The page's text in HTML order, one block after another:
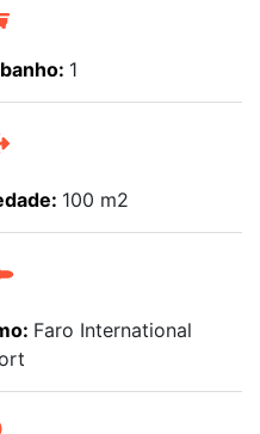
1
100 m2
Faro International